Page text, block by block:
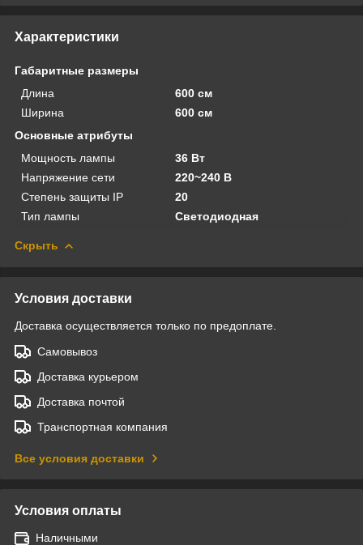
Характеристики
Габаритные размеры
Длина
600 см
Ширина
600 см
Основные атрибуты
Мощность лампы
36 Вт
Напряжение сети
220~240 В
Степень защиты IP
20
Тип лампы
Светодиодная
Скрыть
Условия доставки
Доставка осуществляется только по предоплате.
Самовывоз
Доставка курьером
Доставка почтой
Транспортная компания
Все условия доставки
Условия оплаты
Наличными